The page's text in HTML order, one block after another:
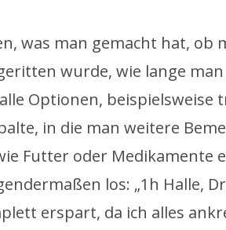
was man gemacht hat, ob
wurde, wie lange
Optionen, beispielsweise
in die man weitere
Futter oder Medikamente
los: „1h Halle,
erspart, da ich alles